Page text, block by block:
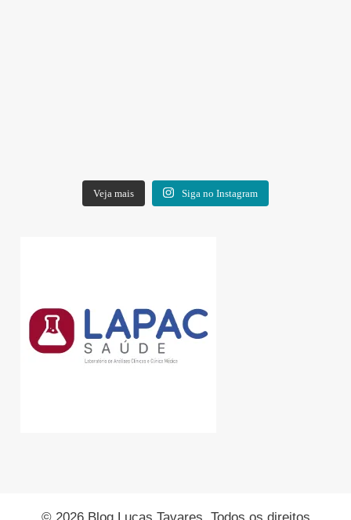
Veja mais Siga no Instagram